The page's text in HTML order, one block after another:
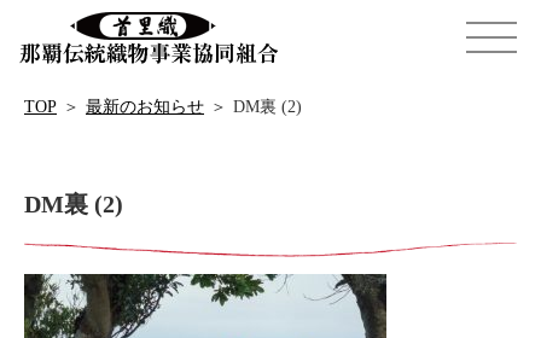
TOP ＞ 最新のお知らせ ＞ DM裏 (2)
DM裏 (2)